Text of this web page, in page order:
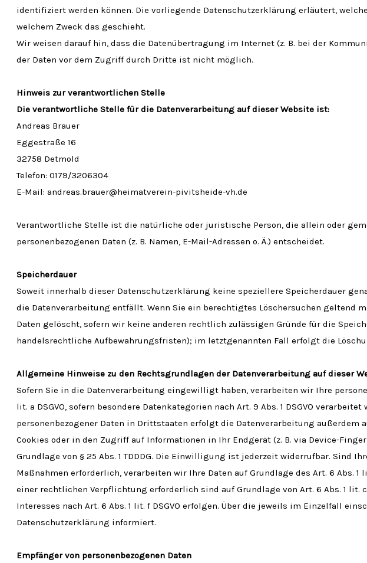
identifiziert werden können. Die vorliegende Datenschutzerklärung erläutert,
welchem Zweck das geschieht.
Wir weisen darauf hin, dass die Datenübertragung im Internet (z. B. bei der
der Daten vor dem Zugriff durch Dritte ist nicht möglich.
Hinweis zur verantwortlichen Stelle
Die verantwortliche Stelle für die Datenverarbeitung auf dieser Website ist:
Andreas Brauer
Eggestraße 16
32758 Detmold
Telefon: 0179/3206304
E-Mail:andreas.brauer@heimatverein-pivitsheide-vh.de
Verantwortliche Stelle ist die natürliche oder juristische Person, die allein oder
personenbezogenen Daten (z. B. Namen, E-Mail-Adressen o. Ä.) entscheidet.
Speicherdauer
Soweit innerhalb dieser Datenschutzerklärung keine speziellere Speicherdauer
die Datenverarbeitung entfällt. Wenn Sie ein berechtigtes Löschersuchen geltend
Daten gelöscht, sofern wir keine anderen rechtlich zulässigen Gründe für die
handelsrechtliche Aufbewahrungsfristen); im letztgenannten Fall erfolgt die
Allgemeine Hinweise zu den Rechtsgrundlagen der Datenverarbeitung auf dieser
Sofern Sie in die Datenverarbeitung eingewilligt haben, verarbeiten wir Ihre
lit. a DSGVO, sofern besondere Datenkategorien nach Art. 9 Abs. 1 DSGVO
personenbezogener Daten in Drittstaaten erfolgt die Datenverarbeitung außerdem
Cookies oder in den Zugriff auf Informationen in Ihr Endgerät (z. B. via Device-
Grundlage von § 25 Abs. 1 TDDDG. Die Einwilligung ist jederzeit widerrufbar. Sind
Maßnahmen erforderlich, verarbeiten wir Ihre Daten auf Grundlage des Art. 6 Abs.
einer rechtlichen Verpflichtung erforderlich sind auf Grundlage von Art. 6 Abs. 1 lit.
Interesses nach Art. 6 Abs. 1 lit. f DSGVO erfolgen. Über die jeweils im Einzelfall
Datenschutzerklärung informiert.
Empfänger von personenbezogenen Daten